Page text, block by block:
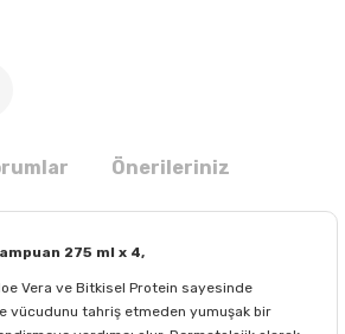
Önerileriniz
275 ml x 4,
Vera ve Bitkisel Protein sayesinde
vücudunu tahriş etmeden yumuşak bir